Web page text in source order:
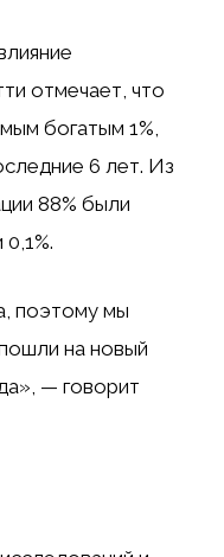
отмечает, что
богатым 1%,
6 лет. Из
88% были
поэтому мы
на новый
— говорит